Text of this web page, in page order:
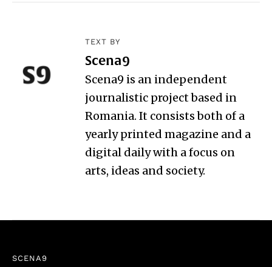
TEXT BY
Scena9
Scena9 is an independent
journalistic project based in
Romania. It consists both of a
yearly printed magazine and a
digital daily with a focus on
arts, ideas and society.
SCENA9